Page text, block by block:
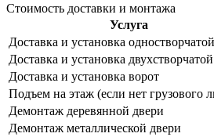
Стоимость доставки и монтажа
Услуга
Доставка и установка
Доставка и установка
Доставка и установка ворот
Подъем на этаж (если нет грузового
Демонтаж деревянной двери
Демонтаж металлической двери